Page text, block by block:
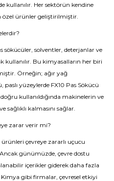
kullanılır. Her sektörün kendine
ürünler geliştirilmiştir.
sökücüler, solventler, deterjanlar ve
kullanılır. Bu kimyasalların her biri
Örneğin; ağır yağ
yüzeylerde FX10 Pas Sökücü
kullanıldığında makinelerin ve
kalmasını sağlar.
zarar verir mi?
çevreye zararlı uçucu
günümüzde, çevre dostu
içerikler giderek daha fazla
gibi firmalar, çevresel etkiyi